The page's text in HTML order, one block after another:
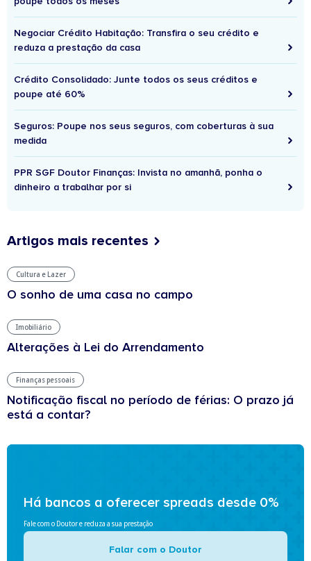
Negociar Crédito Habitação: Transfira o seu crédito e
reduza a prestação da casa
Crédito Consolidado: Junte todos os seus créditos e
poupe até 60%
Seguros: Poupe nos seus seguros, com coberturas à sua
medida
PPR SGF Doutor Finanças: Invista no amanhã, ponha o
dinheiro a trabalhar por si
Artigos mais recentes
Cultura e Lazer
O sonho de uma casa no campo
Imobiliário
Alterações à Lei do Arrendamento
Finanças pessoais
Notificação fiscal no período de férias: O prazo já
está a contar?
Há bancos a oferecer spreads desde 0%
Fale com o Doutor e reduza a sua prestação
Falar com o Doutor